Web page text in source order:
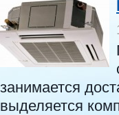
занимается
выделяется